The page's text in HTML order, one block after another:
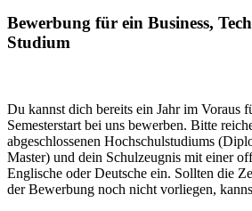
Bewerbung für ein Business,
Studium
Du kannst dich bereits ein Jahr im Voraus
Semesterstart bei uns bewerben. Bitte
abgeschlossenen Hochschulstudiums
Master) und dein Schulzeugnis mit einer
Englische oder Deutsche ein. Sollten die
der Bewerbung noch nicht vorliegen,